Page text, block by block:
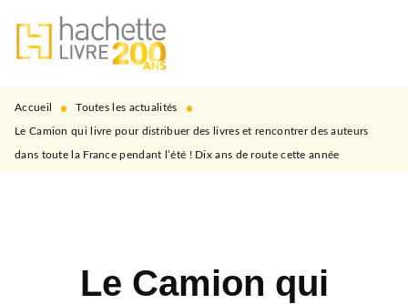
MENU RECHERCHE
PIED DE PAGE
Accueil • Toutes les actualités •
Le Camion qui livre pour distribuer des livres et rencontrer des auteurs
dans toute la France pendant l’été ! Dix ans de route cette année
Le Camion qui